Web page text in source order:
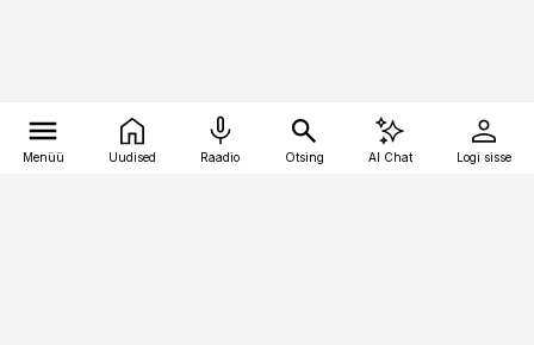
Menüü Uudised Raadio Otsing AI Chat Logi sisse